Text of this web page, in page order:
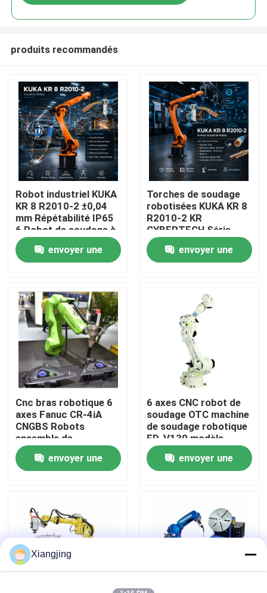
À la maison
Vidéos
À propos de nous
Visite de l'usine
Contrôle de la qualité
Nous contacter
Blog
Demandez un devis
bras de robot industriel
produits recommandés
Robot industriel KUKA
KR 8 R2010-2 ±0,04
mm Répétabilité IP65
6 Robot de soudage à
arc à axe et armoire
de commande KR C4
KR C5 KR C5-2
envoyer une
Torches de soudage
robotisées KUKA KR 8
R2010-2 KR
CYBERTECH Série
Charge utile 8 kg
Portée 2013 mm
Robot industriel 6
envoyer une
Cnc bras robotique 6
axes Fanuc CR-4iA
CNGBS Robots
ensemble de
vêtements de
collaboration robot
soudage
envoyer une
6 axes CNC robot de
soudage OTC machine
de soudage robotique
FD-V130 modèle
2.139m portée
envoyer une
Xiangjing